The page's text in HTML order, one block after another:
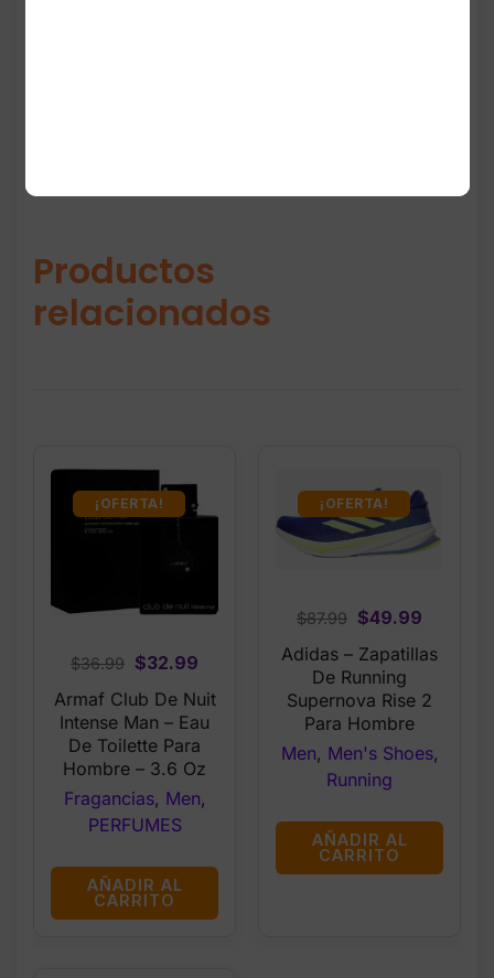
Productos
relacionados
¡OFERTA!
$36.99 Original
price
was:
$36.99.
$32.99
price
is:
$32.99.
Armaf Club De Nuit
Intense Man – Eau
De Toilette Para
Hombre – 3.6 Oz
Fragancias, Men,
PERFUMES
AÑADIR AL
CARRITO
¡OFERTA!
$87.99 Original
price
was:
$87.99.
$49.99
$49.99.
Adidas – Zapatillas
De Running
Supernova Rise 2
Para Hombre
Men, Men's Shoes,
Running
AÑADIR AL
CARRITO